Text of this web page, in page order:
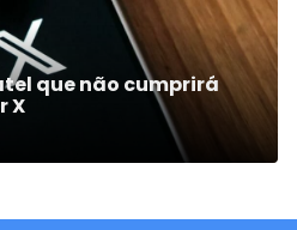
que não cumprirá
X